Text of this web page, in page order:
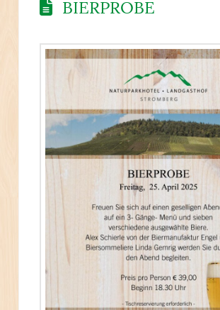
BIERPROBE